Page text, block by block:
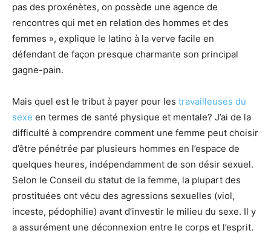
pas des proxénètes, on possède une agence de
rencontres qui met en relation des hommes et des
femmes », explique le latino à la verve facile en
défendant de façon presque charmante son principal
gagne-pain.
Mais quel est le tribut à payer pour les travailleuses du
sexe en termes de santé physique et mentale? J’ai de la
difficulté à comprendre comment une femme peut choisir
d’être pénétrée par plusieurs hommes en l’espace de
quelques heures, indépendamment de son désir sexuel.
Selon le Conseil du statut de la femme, la plupart des
prostituées ont vécu des agressions sexuelles (viol,
inceste, pédophilie) avant d’investir le milieu du sexe. Il y
a assurément une déconnexion entre le corps et l’esprit.